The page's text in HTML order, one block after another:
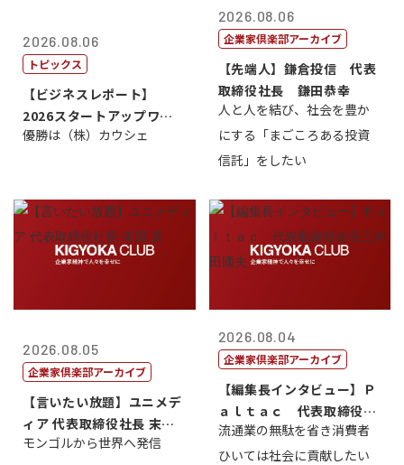
2026.08.06
トピックス
【ビジネスレポート】
2026スタートアップワー
ルドカップ東京
優勝は（株）カウシェ
2026.08.06
企業家倶楽部アーカイブ
【先端人】鎌倉投信 代表
取締役社長 鎌田恭幸
人と人を結び、社会を豊か
にする「まごころある投資
信託」をしたい
2026.08.05
企業家倶楽部アーカイブ
【言いたい放題】ユニメデ
ィア 代表取締役社長 末田
真
モンゴルから世界へ発信
2026.08.04
企業家倶楽部アーカイブ
【編集長インタビュー】Ｐ
ａｌｔａｃ 代表取締役会
長三木田國夫
流通業の無駄を省き消費者
ひいては社会に貢献したい